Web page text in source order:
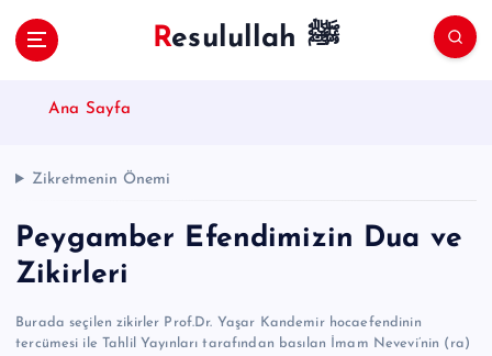
Resulullah ﷺ
Ana Sayfa
Zikretmenin Önemi
Peygamber Efendimizin Dua ve
Zikirleri
Burada seçilen zikirler Prof.Dr. Yaşar Kandemir hocaefendinin
tercümesi ile Tahlil Yayınları tarafından basılan İmam Nevevi’nin (ra)